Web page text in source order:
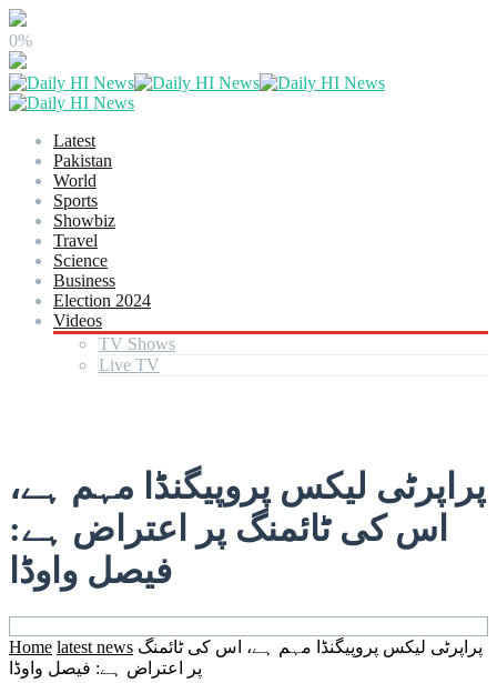
0%
Latest
Pakistan
World
Sports
Showbiz
Travel
Science
Business
Election 2024
Videos
TV Shows
Live TV
پراپرٹی لیکس پروپیگنڈا مہم ہے،
اس کی ٹائمنگ پر اعتراض ہے:
فیصل واوڈا
Home latest news پراپرٹی لیکس پروپیگنڈا مہم ہے، اس کی ٹائمنگ
پر اعتراض ہے: فیصل واوڈا